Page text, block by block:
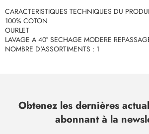
CARACTERISTIQUES TECHNIQUES DU
100% COTON
OURLET
LAVAGE A 40° SECHAGE MODERE
NOMBRE D'ASSORTIMENTS : 1
Obtenez les dernières
abonnant à la